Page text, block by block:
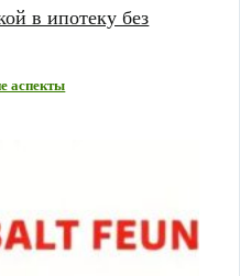
в ипотеку без
аспекты